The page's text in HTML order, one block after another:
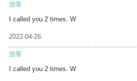
游客
I called you 2 times. W
2022-04-26
游客
I called you 2 times. W